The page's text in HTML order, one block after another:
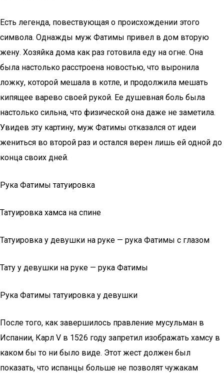
Есть легенда, повествующая о происхождении этого
символа. Однажды муж Фатимы привел в дом вторую
жену. Хозяйка дома как раз готовила еду на огне. Она
была настолько расстроена новостью, что выронила
ложку, которой мешала в котле, и продолжила мешать
кипящее варево своей рукой. Ее душевная боль была
настолько сильна, что физической она даже не заметила.
Увидев эту картину, муж Фатимы отказался от идеи
жениться во второй раз и остался верен лишь ей одной до
конца своих дней.
Рука Фатимы татуировка
Татуировка хамса на спине
Татуировка у девушки на руке — рука Фатимы с глазом
Тату у девушки на руке — рука Фатимы
Рука Фатимы татуировка у девушки
После того, как завершилось правление мусульман в
Испании, Карл V в 1526 году запретил изображать хамсу в
каком бы то ни было виде. Этот жест должен был
показать, что испанцы больше не позволят чужакам